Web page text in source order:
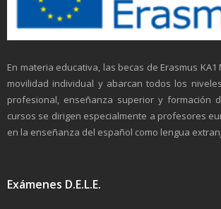
En materia educativa, las becas de Erasmus
movilidad individual y abarcan todos los
profesional, enseñanza superior y formación
cursos se dirigen especialmente a profesores
en la enseñanza del español como lengua
Exámenes D.E.L.E.